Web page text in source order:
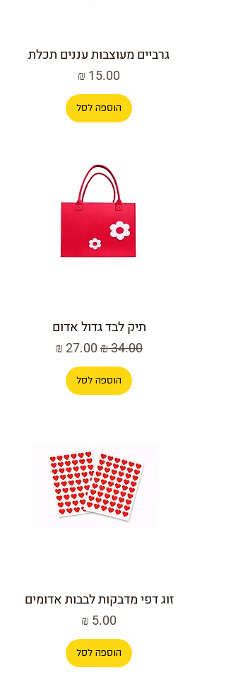
גרביים מעוצבות עננים תכלת
מחיר
הוספה לסל
תיק לבד גדול אדום
מחיר רגילמחיר מבצע
הוספה לסל
זוג דפי מדבקות לבבות אדומים
מחיר
הוספה לסל